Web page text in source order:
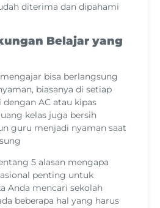
diterima dan dipahami
Belajar yang
bisa berlangsung
biasanya di setiap
AC atau kipas
kelas juga bersih
guru menjadi nyaman saat
5 alasan mengapa
penting untuk
Anda mencari sekolah
beberapa hal yang harus